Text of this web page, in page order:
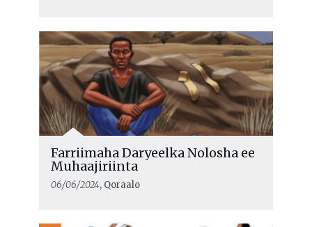
Farriimaha Daryeelka Nolosha ee
Muhaajiriinta
06/06/2024, Qoraalo